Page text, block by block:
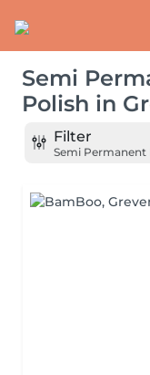
Semi
Polish in
Filter
Semi Permanent